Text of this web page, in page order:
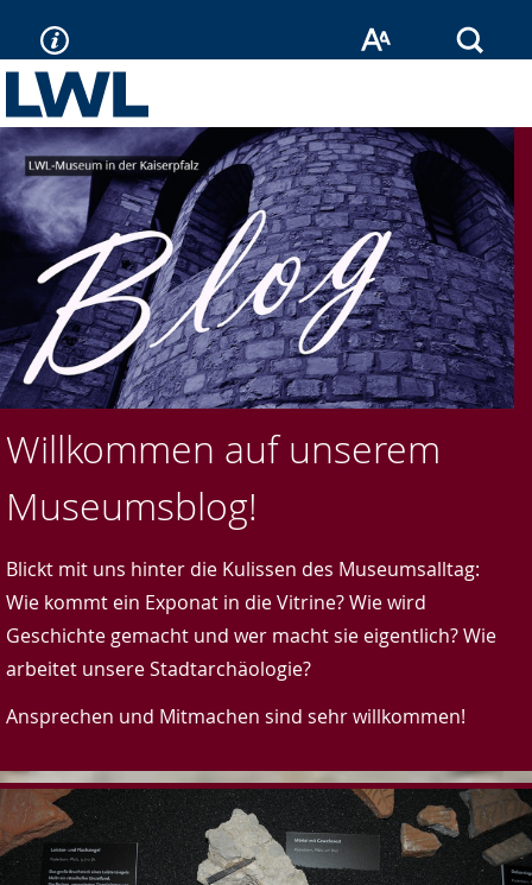
Willkommen auf unserem
Museumsblog!
Blickt mit uns hinter die Kulissen des Museumsalltag:
Wie kommt ein Exponat in die Vitrine? Wie wird
Geschichte gemacht und wer macht sie eigentlich? Wie
arbeitet unsere Stadtarchäologie?
Ansprechen und Mitmachen sind sehr willkommen!